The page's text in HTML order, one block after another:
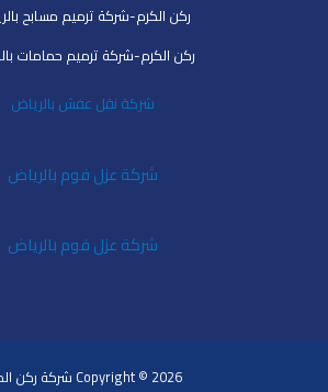
ركن الكرم-شركة ترميم مسابح
ركن الكرم-شركة ترميم حمامات
شركة نقل عفش بالرياض
شركة عزل فوم بالرياض
شركة عزل فوم بالرياض
Copyright © 2026 شركة ركن الكرم